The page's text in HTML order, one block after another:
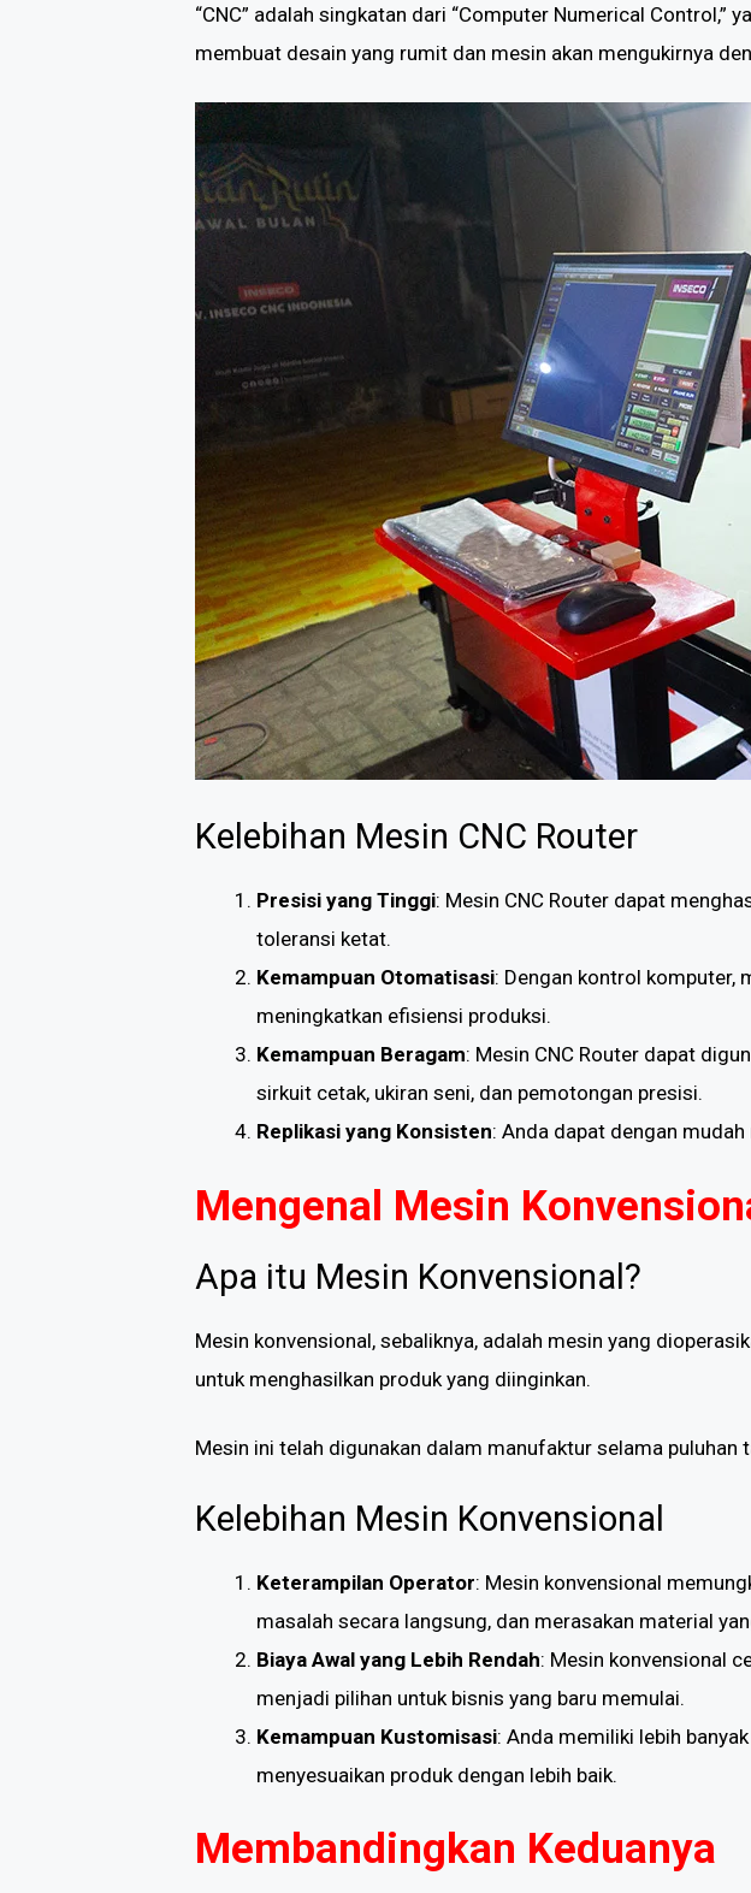
“CNC” adalah singkatan dari “Computer Numerical
membuat desain yang rumit dan mesin akan mengukirnya
Kelebihan Mesin CNC Router
Presisi yang Tinggi: Mesin CNC Router dapat
toleransi ketat.
Kemampuan Otomatisasi: Dengan kontrol komputer,
meningkatkan efisiensi produksi.
Kemampuan Beragam: Mesin CNC Router dapat
sirkuit cetak, ukiran seni, dan pemotongan presisi.
Replikasi yang Konsisten: Anda dapat dengan
Mengenal Mesin
Apa itu Mesin Konvensional?
Mesin konvensional, sebaliknya, adalah mesin yang
untuk menghasilkan produk yang diinginkan.
Mesin ini telah digunakan dalam manufaktur selama
Kelebihan Mesin Konvensional
Keterampilan Operator: Mesin konvensional
masalah secara langsung, dan merasakan material
Biaya Awal yang Lebih Rendah: Mesin konvensional
menjadi pilihan untuk bisnis yang baru memulai.
Kemampuan Kustomisasi: Anda memiliki lebih
menyesuaikan produk dengan lebih baik.
Membandingkan Keduanya